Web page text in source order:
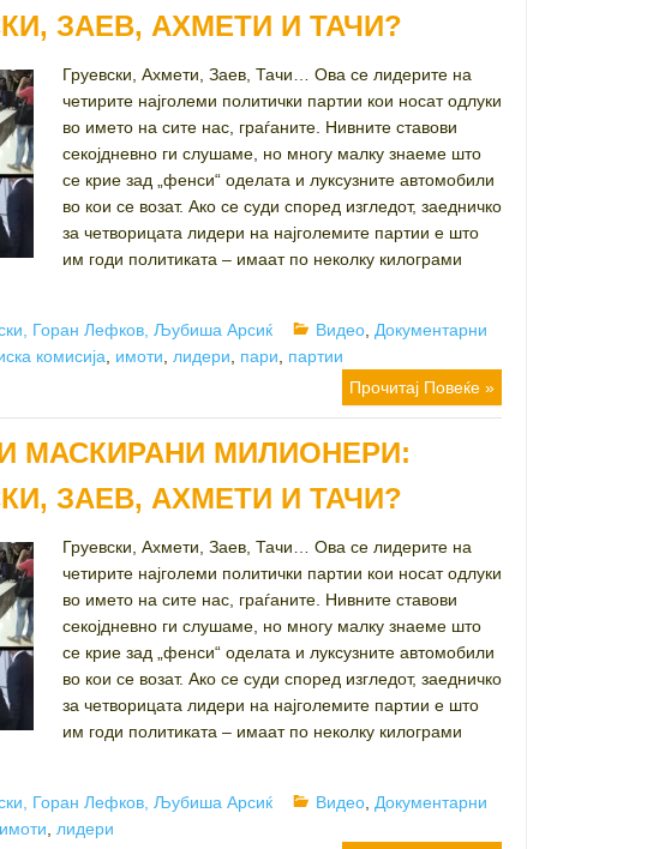
ЗАЕВ, АХМЕТИ И ТАЧИ?
Груевски, Ахмети, Заев, Тачи… Ова се лидерите на
четирите најголеми политички партии кои носат одлуки
во името на сите нас, граѓаните. Нивните ставови
секојдневно ги слушаме, но многу малку знаеме што
се крие зад „фенси“ оделата и луксузните автомобили
во кои се возат. Ако се суди според изгледот, заедничко
за четворицата лидери на најголемите партии е што
им годи политиката – имаат по неколку килограми
Горан Лефков, Љубиша Арсиќ Categories
Видео Документарни
комисија имоти лидери пари
партии
Прочитај Повеќе »
МАСКИРАНИ МИЛИОНЕРИ:
ЗАЕВ, АХМЕТИ И ТАЧИ?
Груевски, Ахмети, Заев, Тачи… Ова се лидерите на
четирите најголеми политички партии кои носат одлуки
во името на сите нас, граѓаните. Нивните ставови
секојдневно ги слушаме, но многу малку знаеме што
се крие зад „фенси“ оделата и луксузните автомобили
во кои се возат. Ако се суди според изгледот, заедничко
за четворицата лидери на најголемите партии е што
им годи политиката – имаат по неколку килограми
Горан Лефков, Љубиша Арсиќ Categories
Видео Документарни
имоти
лидери